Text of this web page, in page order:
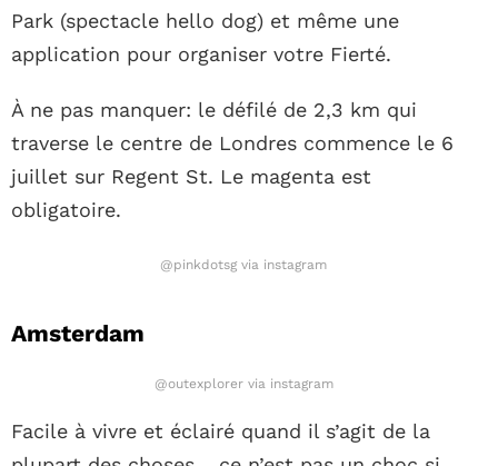
Park (spectacle hello dog) et même une
application pour organiser votre Fierté.
À ne pas manquer: le défilé de 2,3 km qui
traverse le centre de Londres commence le 6
juillet sur Regent St. Le magenta est
obligatoire.
@pinkdotsg via instagram
Amsterdam
@outexplorer via instagram
Facile à vivre et éclairé quand il s’agit de la